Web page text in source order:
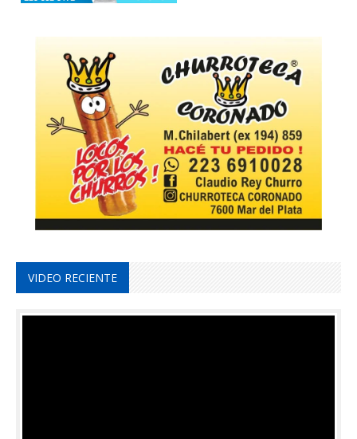
VIDEO RECIENTE